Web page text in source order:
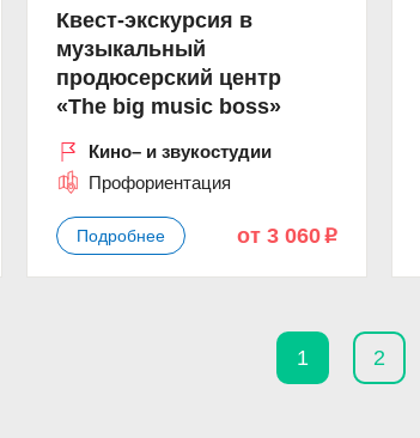
Квест-экскурсия в
музыкальный
продюсерский центр
«The big music boss»
Кино– и звукостудии
Профориентация
Подробнее от 3 060 p
1 2